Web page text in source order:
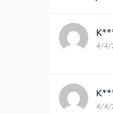
4/4/
4/4/